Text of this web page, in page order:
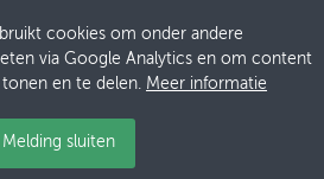
cookies om onder andere
via Google Analytics en om content
en te delen. Meer informatie
Melding sluiten